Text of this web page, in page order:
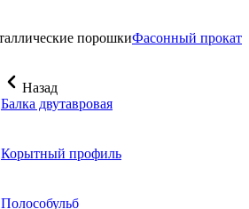
Фасонный прокат
Назад
Балка двутавровая
Корытный профиль
Полособульб